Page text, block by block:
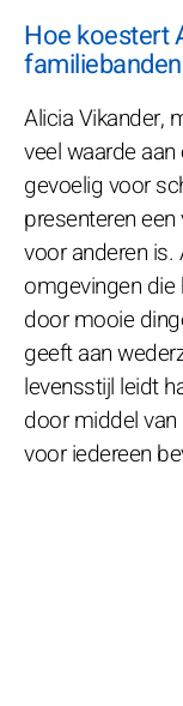
Hoe koestert
Alicia Vikander,
veel waarde
gevoelig voor
presenteren
voor anderen is.
omgevingen die
door mooie
geeft aan
levensstijl leidt
door middel
voor iedereen